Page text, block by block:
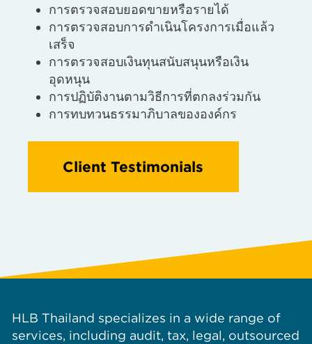
การตรวจสอบยอดขายหรือรายได้
การตรวจสอบการดำเนินโครงการเมื่อแล้ว
เสร็จ
การตรวจสอบเงินทุนสนับสนุนหรือเงิน
อุดหนุน
การปฏิบัติงานตามวิธีการที่ตกลงร่วมกัน
การทบทวนธรรมาภิบาลขององค์กร
Client Testimonials
HLB Thailand specializes in a wide range of
services, including audit, tax, legal, outsourced